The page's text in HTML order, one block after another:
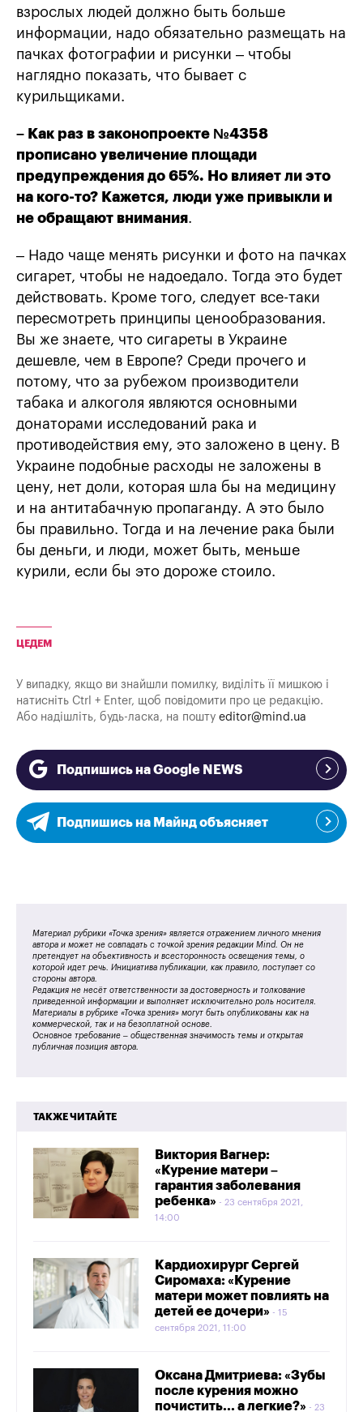
взрослых людей должно быть больше
информации, надо обязательно размещать на
пачках фотографии и рисунки – чтобы
наглядно показать, что бывает с
курильщиками.
– Как раз в законопроекте №4358
прописано увеличение площади
предупреждения до 65%. Но влияет ли это
на кого-то? Кажется, люди уже привыкли и
не обращают внимания.
– Надо чаще менять рисунки и фото на пачках
сигарет, чтобы не надоедало. Тогда это будет
действовать. Кроме того, следует все-таки
пересмотреть принципы ценообразования.
Вы же знаете, что сигареты в Украине
дешевле, чем в Европе? Среди прочего и
потому, что за рубежом производители
табака и алкоголя являются основными
донаторами исследований рака и
противодействия ему, это заложено в цену. В
Украине подобные расходы не заложены в
цену, нет доли, которая шла бы на медицину
и на антитабачную пропаганду. А это было
бы правильно. Тогда и на лечение рака были
бы деньги, и люди, может быть, меньше
курили, если бы это дороже стоило.
ЦЕДЕМ
У випадку, якщо ви знайшли помилку, виділіть її мишкою і
натисніть Ctrl + Enter, щоб повідомити про це редакцію.
Або надішліть, будь-ласка, на пошту editor@mind.ua
Подпишись на Google NEWS
Подпишись на Майнд объясняет
Материал рубрики «Точка зрения» является отражением личного мнения
автора и может не совпадать с точкой зрения редакции Mind. Он не
претендует на объективность и всесторонность освещения темы, о
которой идет речь. Инициатива публикации, как правило, поступает со
стороны автора.
Редакция не несёт ответственности за достоверность и толкование
приведенной информации и выполняет исключительно роль носителя.
Материалы в рубрике «Точка зрения» могут быть опубликованы как на
коммерческой, так и на безоплатной основе.
Основное требование – общественная значимость темы и открытая
публичная позиция автора.
ТАКЖЕ ЧИТАЙТЕ
Виктория Вагнер:
«Курение матери –
гарантия заболевания
ребенка»
23 сентября 2021,
14:00
Кардиохирург Сергей
Сиромаха: «Курение
матери может повлиять на
детей ее дочери»
15
сентября 2021, 11:00
Оксана Дмитриева: «Зубы
после курения можно
почистить... а легкие?»
23